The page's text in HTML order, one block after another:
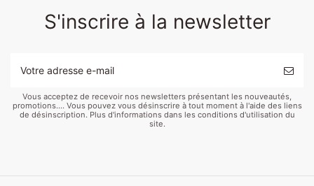
Bol en
13,90 €
Tasse à café
7,95 €
Tasse
8,95 €
Cappuccino
9,95 €
70s
9,90 €
70s
7,95 €
S'inscrire à la newsletter
Vous acceptez de recevoir nos newsletters présentant les nouveautés,
promotions.... Vous pouvez vous désinscrire à tout moment à l'aide des liens
de désinscription. Plus d'informations dans les conditions d'utilisation du
site.